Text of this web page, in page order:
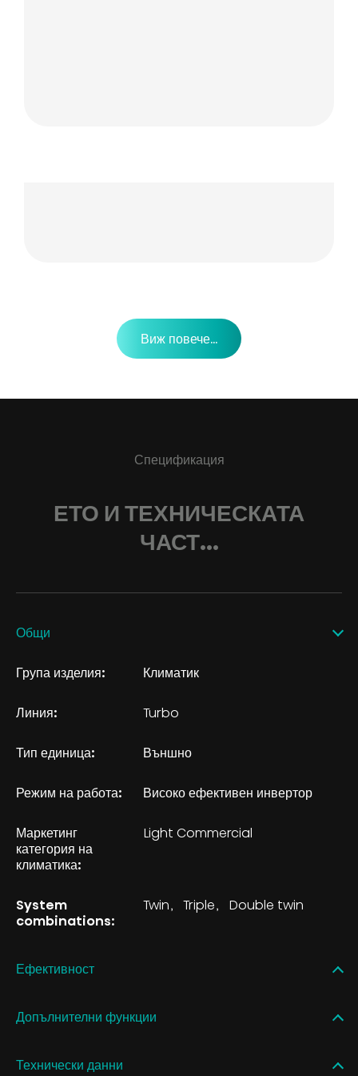
Виж повече...
Спецификация
ЕТО И ТЕХНИЧЕСКАТА
ЧАСТ...
Общи
Група изделия: Климатик
Линия: Turbo
Тип единица: Външно
Режим на работа: Високо ефективен инвертор
Маркетинг
категория на
климатика:
Light Commercial
System
combinations:
Twin Triple Double twin
Ефективност
Допълнителни функции
Технически данни